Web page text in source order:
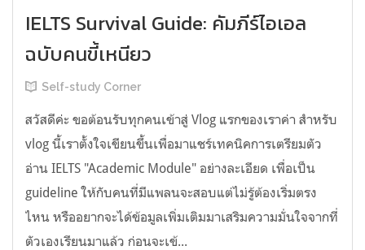
IELTS Survival Guide: คัมภีร์ไอเอล
ฉบับคนขี้เหนียว
Self-study Corner
สวัสดีค่ะ ขอต้อนรับทุกคนเข้าสู่ Vlog แรกของเราค่า สำหรับ
vlog นี้เราตั้งใจเขียนขึ้นเพื่อมาแชร์เทคนิคการเตรียมตัว
อ่าน IELTS "Academic Module" อย่างละเอียด เพื่อเป็น
guideline ให้กับคนที่มีแพลนจะสอบแต่ไม่รู้ต้องเริ่มตรง
ไหน หรืออยากจะได้ข้อมูลเพิ่มเติมมาเสริมความมั่นใจจากที่
ตัวเองเรียนมาแล้ว ก่อนจะเข้...